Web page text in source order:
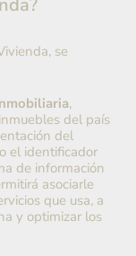
se
,
del país
del
el identificador
de información
asociarle
que usa, a
y optimizar los